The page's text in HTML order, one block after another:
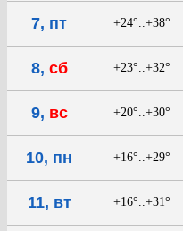
7, пт +24°..+38°
8, сб +23°..+32°
9, вс +20°..+30°
10, пн +16°..+29°
11, вт +16°..+31°